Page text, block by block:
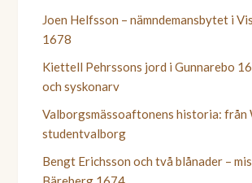
Joen Helfsson – nämndemansbytet i
1678
Kiettell Pehrssons jord i Gunnarebo
och syskonarv
Valborgsmässoaftonens historia: från
studentvalborg
Bengt Erichsson och två blånader –